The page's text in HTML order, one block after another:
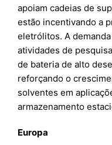
apoiam cadeias de
estão incentivando a
eletrólitos. A
atividades de
de bateria de alto
reforçando o
solventes em
armazenamento
Europa